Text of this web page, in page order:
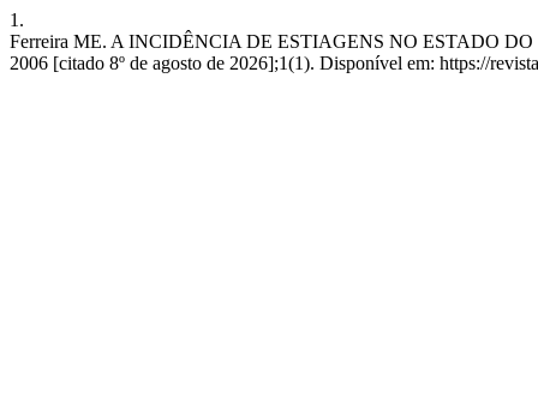
1.
Ferreira ME. A INCIDÊNCIA DE ESTIAGENS NO ESTADO DO
2006 [citado 8º de agosto de 2026];1(1). Disponível em: https://